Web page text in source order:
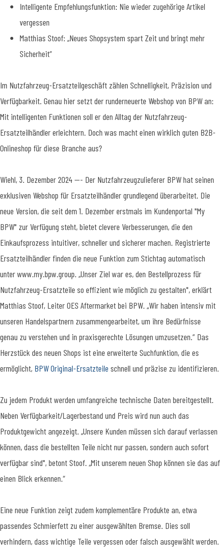
Intelligente Empfehlungsfunktion: Nie wieder zugehörige Artikel
vergessen
Matthias Stoof: „Neues Shopsystem spart Zeit und bringt mehr
Sicherheit“
Im Nutzfahrzeug-Ersatzteilgeschäft zählen Schnelligkeit, Präzision und
Verfügbarkeit. Genau hier setzt der runderneuerte Webshop von BPW an:
Mit intelligenten Funktionen soll er den Alltag der Nutzfahrzeug-
Ersatzteilhändler erleichtern. Doch was macht einen wirklich guten B2B-
Onlineshop für diese Branche aus?
Wiehl, 3. Dezember 2024 --- Der Nutzfahrzeugzulieferer BPW hat seinen
exklusiven Webshop für Ersatzteilhändler grundlegend überarbeitet. Die
neue Version, die seit dem 1. Dezember erstmals im Kundenportal "My
BPW" zur Verfügung steht, bietet clevere Verbesserungen, die den
Einkaufsprozess intuitiver, schneller und sicherer machen. Registrierte
Ersatzteilhändler finden die neue Funktion zum Stichtag automatisch
unter www.my.bpw.group. „Unser Ziel war es, den Bestellprozess für
Nutzfahrzeug-Ersatzteile so effizient wie möglich zu gestalten", erklärt
Matthias Stoof, Leiter OES Aftermarket bei BPW. „Wir haben intensiv mit
unseren Handelspartnern zusammengearbeitet, um ihre Bedürfnisse
genau zu verstehen und in praxisgerechte Lösungen umzusetzen.“ Das
Herzstück des neuen Shops ist eine erweiterte Suchfunktion, die es
ermöglicht, BPW Original-Ersatzteile schnell und präzise zu identifizieren.
Zu jedem Produkt werden umfangreiche technische Daten bereitgestellt.
Neben Verfügbarkeit/Lagerbestand und Preis wird nun auch das
Produktgewicht angezeigt. „Unsere Kunden müssen sich darauf verlassen
können, dass die bestellten Teile nicht nur passen, sondern auch sofort
verfügbar sind", betont Stoof. „Mit unserem neuen Shop können sie das auf
einen Blick erkennen.“
Eine neue Funktion zeigt zudem komplementäre Produkte an, etwa
passendes Schmierfett zu einer ausgewählten Bremse. Dies soll
verhindern, dass wichtige Teile vergessen oder falsch ausgewählt werden.